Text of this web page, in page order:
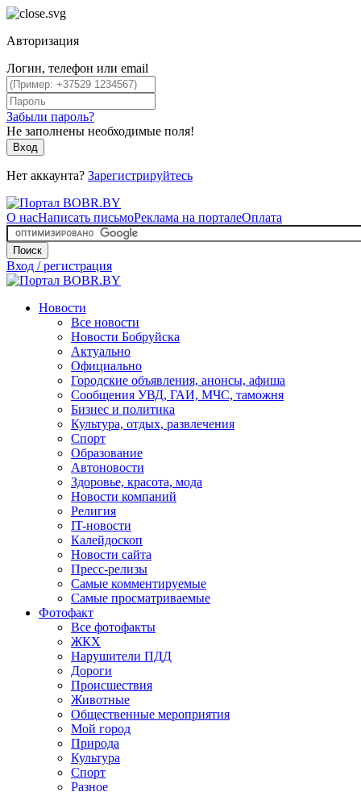
Авторизация
Логин, телефон или email
Забыли пароль?
Не заполнены необходимые поля!
Вход
Нет аккаунта? Зарегистрируйтесь
О насНаписать письмоРеклама на порталеОплата
Поиск
Вход / регистрация
Новости
Все новости
Новости Бобруйска
Актуально
Официально
Городские объявления, анонсы, афиша
Сообщения УВД, ГАИ, МЧС, таможня
Бизнес и политика
Культура, отдых, развлечения
Спорт
Образование
Автоновости
Здоровье, красота, мода
Новости компаний
Религия
IT-новости
Калейдоскоп
Новости сайта
Пресс-релизы
Самые комментируемые
Самые просматриваемые
Фотофакт
Все фотофакты
ЖКХ
Нарушители ПДД
Дороги
Происшествия
Животные
Общественные мероприятия
Мой город
Природа
Культура
Спорт
Разное